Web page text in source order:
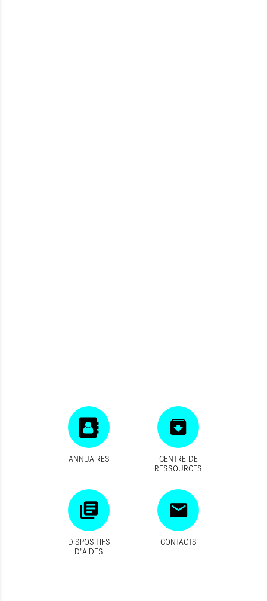
ANNUAIRES
CENTRE DE
RESSOURCES
DISPOSITIFS
D'AIDES
CONTACTS